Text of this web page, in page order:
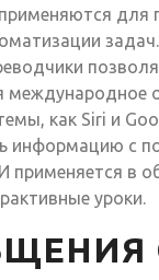
для
задач.
международное
как Siri и
информацию с
применяется в
уроки.